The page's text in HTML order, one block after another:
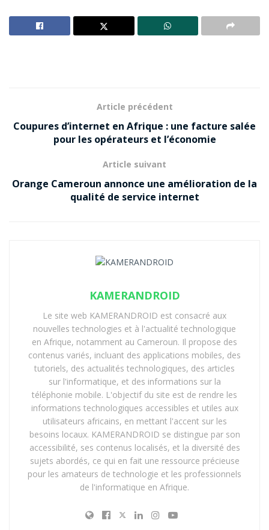
Article précédent
Coupures d’internet en Afrique : une facture salée
pour les opérateurs et l’économie
Article suivant
Orange Cameroun annonce une amélioration de la
qualité de service internet
KAMERANDROID
Le site web KAMERANDROID est consacré aux
nouvelles technologies et à l'actualité technologique
en Afrique, notamment au Cameroun. Il propose des
contenus variés, incluant des applications mobiles, des
tutoriels, des actualités technologiques, des articles
sur l'informatique, et des informations sur la
téléphonie mobile. L'objectif du site est de rendre les
informations technologiques accessibles et utiles aux
utilisateurs africains, en mettant l'accent sur les
besoins locaux. KAMERANDROID se distingue par son
accessibilité, ses contenus localisés, et la diversité des
sujets abordés, ce qui en fait une ressource précieuse
pour les amateurs de technologie et les professionnels
de l'informatique en Afrique.